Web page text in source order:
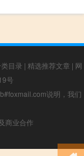
目录 | 精选推荐文章 | 网
号
说明，我们
商业合作